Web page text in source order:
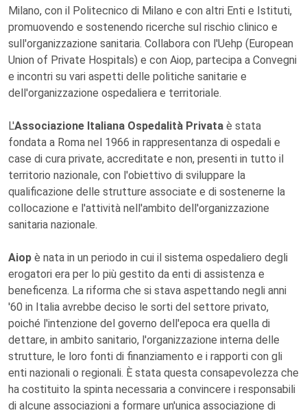
Milano, con il Politecnico di Milano e con altri Enti e Istituti,
promuovendo e sostenendo ricerche sul rischio clinico e
sull'organizzazione sanitaria. Collabora con l'Uehp (European
Union of Private Hospitals) e con Aiop, partecipa a Convegni
e incontri su vari aspetti delle politiche sanitarie e
dell'organizzazione ospedaliera e territoriale.
L'Associazione Italiana Ospedalità Privata è stata
fondata a Roma nel 1966 in rappresentanza di ospedali e
case di cura private, accreditate e non, presenti in tutto il
territorio nazionale, con l'obiettivo di sviluppare la
qualificazione delle strutture associate e di sostenerne la
collocazione e l'attività nell'ambito dell'organizzazione
sanitaria nazionale.
Aiop è nata in un periodo in cui il sistema ospedaliero degli
erogatori era per lo più gestito da enti di assistenza e
beneficenza. La riforma che si stava aspettando negli anni
'60 in Italia avrebbe deciso le sorti del settore privato,
poiché l'intenzione del governo dell'epoca era quella di
dettare, in ambito sanitario, l'organizzazione interna delle
strutture, le loro fonti di finanziamento e i rapporti con gli
enti nazionali o regionali. È stata questa consapevolezza che
ha costituito la spinta necessaria a convincere i responsabili
di alcune associazioni a formare un'unica associazione di